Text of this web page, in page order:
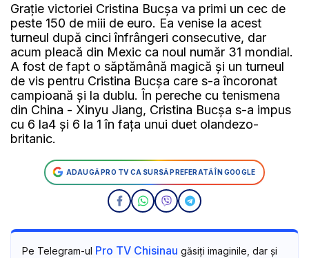
Grație victoriei Cristina Bucșa va primi un cec de
peste 150 de miii de euro. Ea venise la acest
turneul după cinci înfrângeri consecutive, dar
acum pleacă din Mexic ca noul număr 31 mondial.
A fost de fapt o săptămână magică și un turneul
de vis pentru Cristina Bucșa care s-a încoronat
campioană și la dublu. În pereche cu tenismena
din China - Xinyu Jiang, Cristina Bucșa s-a impus
cu 6 la4 și 6 la 1 în fața unui duet olandezo-
britanic.
ADAUGĂ PRO TV CA SURSĂ PREFERATĂ ÎN GOOGLE
Pe Telegram-ul Pro TV Chisinau găsiți imaginile, dar și